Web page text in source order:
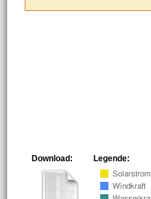
Legende:
Download: